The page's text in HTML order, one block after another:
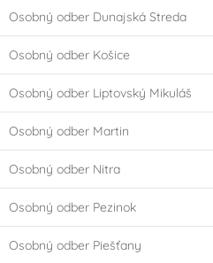
Osobný odber Dunajská Streda
Osobný odber Košice
Osobný odber Liptovský Mikuláš
Osobný odber Martin
Osobný odber Nitra
Osobný odber Pezinok
Osobný odber Piešťany